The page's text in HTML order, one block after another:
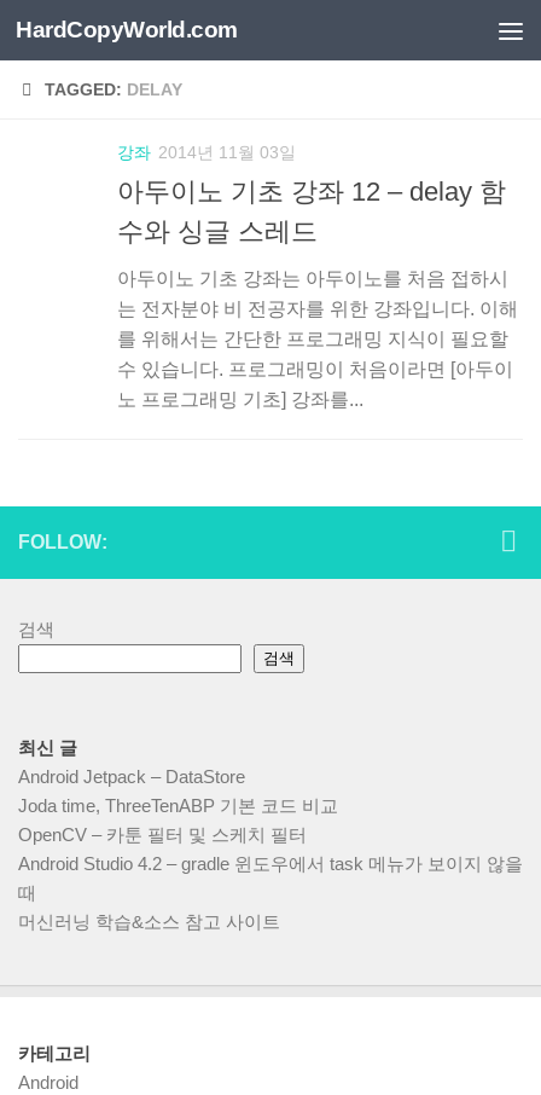
Skip to content
HardCopyWorld.com
TAGGED: DELAY
강좌 2014년 11월 03일
아두이노 기초 강좌 12 – delay 함
수와 싱글 스레드
아두이노 기초 강좌는 아두이노를 처음 접하시
는 전자분야 비 전공자를 위한 강좌입니다. 이해
를 위해서는 간단한 프로그래밍 지식이 필요할
수 있습니다. 프로그래밍이 처음이라면 [아두이
노 프로그래밍 기초] 강좌를...
FOLLOW:
검색
검색
최신 글
Android Jetpack – DataStore
Joda time, ThreeTenABP 기본 코드 비교
OpenCV – 카툰 필터 및 스케치 필터
Android Studio 4.2 – gradle 윈도우에서 task 메뉴가 보이지 않을
때
머신러닝 학습&소스 참고 사이트
카테고리
Android